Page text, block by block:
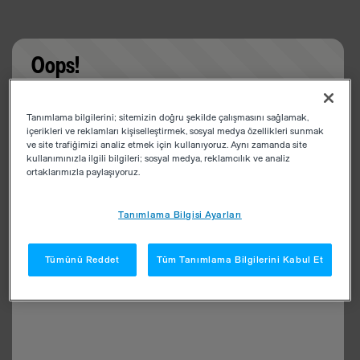
Oops!
app
Tanımlama bilgilerini; sitemizin doğru şekilde çalışmasını sağlamak,
içerikleri ve reklamları kişiselleştirmek, sosyal medya özellikleri sunmak
ve site trafiğimizi analiz etmek için kullanıyoruz. Aynı zamanda site
kullanımınızla ilgili bilgileri; sosyal medya, reklamcılık ve analiz
ortaklarımızla paylaşıyoruz.
Tanımlama Bilgisi Ayarları
Tümünü Reddet Tüm Tanımlama Bilgilerini Kabul Et